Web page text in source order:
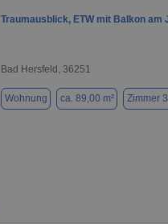
Traumausblick, ETW mit Balkon
Bad Hersfeld, 36251
Wohnung ca. 89,00 m² Zimmer